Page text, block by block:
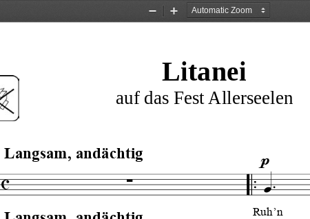
Zoom
Zoom
Ruh’n
p
Langsam, andächtig
c
Litanei
auf das Fest Allerseelen